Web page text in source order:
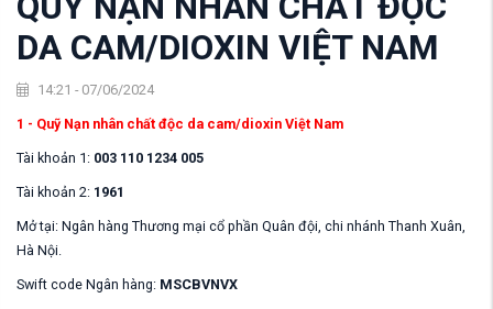
DA CAM/DIOXIN VIỆT NAM
14:21 - 07/06/2024
1 - Quỹ Nạn nhân chất độc da cam/dioxin Việt Nam
Tài khoản 1: 003 110 1234 005
Tài khoản 2: 1961
Mở tại: Ngân hàng Thương mại cổ phần Quân đội, chi nhánh Thanh Xuân,
Hà Nội.
Swift code Ngân hàng: MSCBVNVX